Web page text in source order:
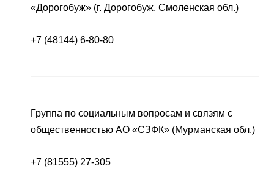
«Дорогобуж» (г. Дорогобуж, Смоленская обл.)
+7 (48144) 6-80-80
Группа по социальным вопросам и связям с
общественностью АО «СЗФК» (Мурманская обл.)
+7 (81555) 27-305